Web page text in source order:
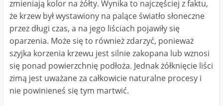
zmieniają kolor na żółty. Wynika to najczęściej z faktu,
że krzew był wystawiony na palące światło słoneczne
przez długi czas, a na jego liściach pojawiły się
oparzenia. Może się to również zdarzyć, ponieważ
szyjka korzenia krzewu jest silnie zakopana lub wznosi
się ponad powierzchnię podłoża. Jednak żółknięcie liści
zimą jest uważane za całkowicie naturalne procesy i
nie powinieneś się tym martwić.